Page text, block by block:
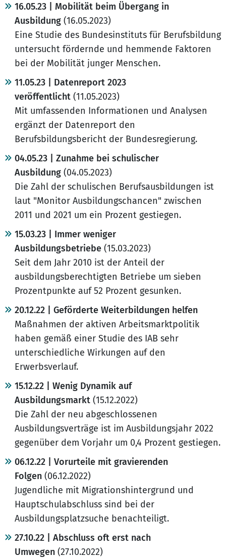
16.05.23 | Mobilität beim Übergang in
Ausbildung (16.05.2023)
Eine Studie des Bundesinstituts für Berufsbildung
untersucht fördernde und hemmende Faktoren
bei der Mobilität junger Menschen.
11.05.23 | Datenreport 2023
veröffentlicht (11.05.2023)
Mit umfassenden Informationen und Analysen
ergänzt der Datenreport den
Berufsbildungsbericht der Bundesregierung.
04.05.23 | Zunahme bei schulischer
Ausbildung (04.05.2023)
Die Zahl der schulischen Berufsausbildungen ist
laut "Monitor Ausbildungschancen" zwischen
2011 und 2021 um ein Prozent gestiegen.
15.03.23 | Immer weniger
Ausbildungsbetriebe (15.03.2023)
Seit dem Jahr 2010 ist der Anteil der
ausbildungsberechtigten Betriebe um sieben
Prozentpunkte auf 52 Prozent gesunken.
20.12.22 | Geförderte Weiterbildungen helfen
Maßnahmen der aktiven Arbeitsmarktpolitik
haben gemäß einer Studie des IAB sehr
unterschiedliche Wirkungen auf den
Erwerbsverlauf.
15.12.22 | Wenig Dynamik auf
Ausbildungsmarkt (15.12.2022)
Die Zahl der neu abgeschlossenen
Ausbildungsverträge ist im Ausbildungs­jahr 2022
gegenüber dem Vorjahr um 0,4 Prozent gestiegen.
06.12.22 | Vorurteile mit gravierenden
Folgen (06.12.2022)
Jugendliche mit Migrationshintergrund und
Hauptschulabschluss sind bei der
Ausbildungsplatzsuche benachteiligt.
27.10.22 | Abschluss oft erst nach
Umwegen (27.10.2022)